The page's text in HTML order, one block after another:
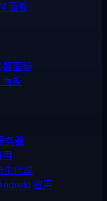
面板
器面板
板
务器
生代理
应用